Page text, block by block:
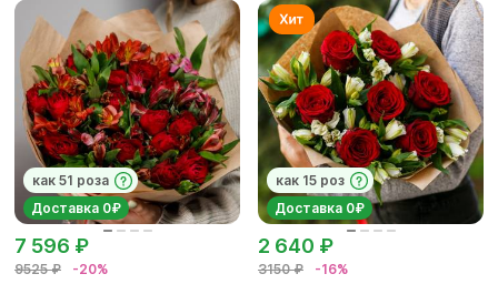
как 51 роза
Доставка 0₽
9525 ₽ -20%
7 596 ₽
как 15 роз
Доставка 0₽
3150 ₽ -16%
2 640 ₽